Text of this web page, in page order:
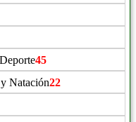
45
Natación22